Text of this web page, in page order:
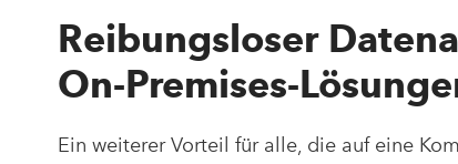
Reibungsloser
On-Premises-
Ein weiterer Vorteil für alle, die auf eine